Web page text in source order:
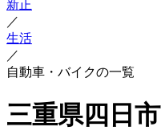
新正
／
生活
／
自動車・バイクの一覧
三重県四日